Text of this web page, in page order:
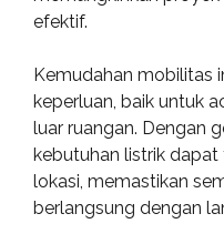
efektif.
Kemudahan mobilitas
keperluan, baik untuk
luar ruangan. Dengan
kebutuhan listrik
lokasi, memastikan
berlangsung dengan